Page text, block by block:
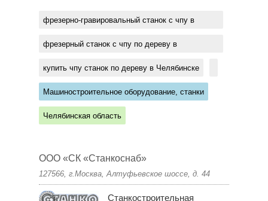
фрезерно-гравировальный станок с чпу в
фрезерный станок с чпу по дереву в
купить чпу станок по дереву в Челябинске
Машиностроительное оборудование, станки
Челябинская область
ООО «СК «Станкоснаб»
127566, г.Москва, Алтуфьевское шоссе, д. 44
Станкостроительная